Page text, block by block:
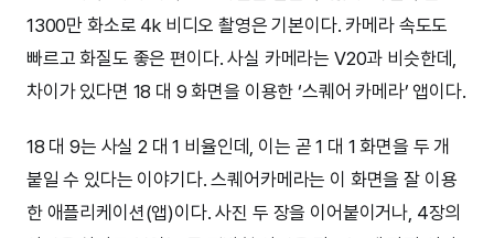
1300만 화소로 4k 비디오 촬영은 기본이다. 카메라 속도도
빠르고 화질도 좋은 편이다. 사실 카메라는 V20과 비슷한데,
차이가 있다면 18 대 9 화면을 이용한 ‘스퀘어 카메라’ 앱이다.
18 대 9는 사실 2 대 1 비율인데, 이는 곧 1 대 1 화면을 두 개
붙일 수 있다는 이야기다. 스퀘어카메라는 이 화면을 잘 이용
한 애플리케이션(앱)이다. 사진 두 장을 이어붙이거나, 4장의